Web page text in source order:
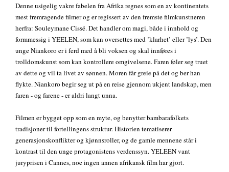
Denne usigelig vakre fabelen fra Afrika regnes som en av kontinentets
mest fremragende filmer og er regissert av den fremste filmkunstneren
herfra: Souleymane Cissé. Det handler om magi, både i innhold og
formmessig i YEELEN, som kan oversettes med ’klarhet’ eller ’lys’. Den
unge Niankoro er i ferd med å bli voksen og skal innføres i
trolldomskunst som kan kontrollere omgivelsene. Faren føler seg truet
av dette og vil ta livet av sønnen. Moren får greie på det og ber han
flykte. Niankoro begir seg ut på en reise gjennom ukjent landskap, men
faren - og farene - er aldri langt unna.
Filmen er bygget opp som en myte, og benytter bambarafolkets
tradisjoner til fortellingens struktur. Historien tematiserer
generasjonskonflikter og kjønnsroller, og de gamle mennene står i
kontrast til den unge protagonistens verdenssyn. YELEEN vant
juryprisen i Cannes, noe ingen annen afrikansk film har gjort.